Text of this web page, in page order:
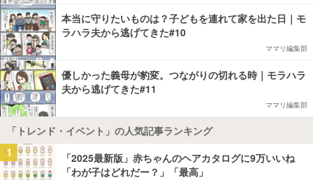
本当に守りたいものは？子どもを連れて家を出た日｜モ
ラハラ夫から逃げてきた#10
ママリ編集部
優しかった義母が豹変。つながりの切れる時｜モラハラ
夫から逃げてきた#11
ママリ編集部
「トレンド・イベント」の人気記事ランキング
1
「2025最新版」赤ちゃんのヘアカタログに9万いいね
「わが子はどれだー？」「最高」